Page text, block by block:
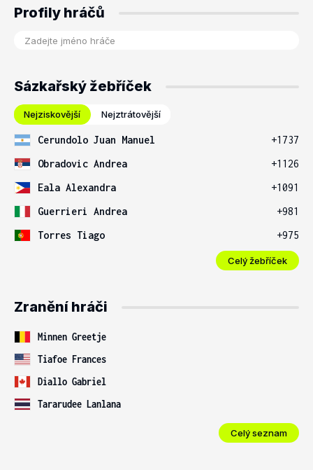
Profily hráčů
Sázkařský žebříček
Nejziskovější Nejztrátovější
Cerundolo Juan Manuel
+1737
Obradovic Andrea
+1126
Eala Alexandra
+1091
Guerrieri Andrea
+981
Torres Tiago
+975
Celý žebříček
Zranění hráči
Minnen Greetje
Tiafoe Frances
Diallo Gabriel
Tararudee Lanlana
Celý seznam